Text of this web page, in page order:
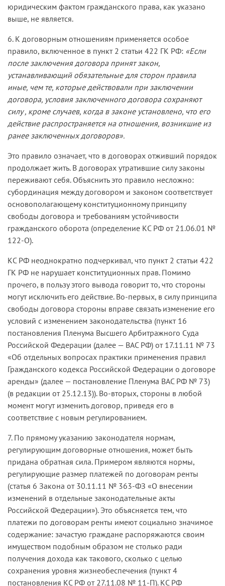
юридическим фактом гражданского права, как указано
выше, не является.
6. К договорным отношениям применяется особое
правило, включенное в пункт 2 статьи 422 ГК РФ: «Если
после заключения договора принят закон,
устанавливающий обязательные для сторон правила
иные, чем те, которые действовали при заключении
договора, условия заключенного договора сохраняют
силу , кроме случаев, когда в законе установлено, что его
действие распространяется на отношения, возникшие из
ранее заключенных договоров».
Это правило означает, что в договорах отживший порядок
продолжает жить. В договорах утратившие силу законы
переживают себя. Объяснить это правило несложно:
субординация между договором и законом соответствует
основополагающему конституционному принципу
свободы договора и требованиям устойчивости
гражданского оборота (определение КС РФ от 21.06.01 №
122-О).
КС РФ неоднократно подчеркивал, что пункт 2 статьи 422
ГК РФ не нарушает конституционных прав. Помимо
прочего, в пользу этого вывода говорит то, что стороны
могут исключить его действие. Во-первых, в силу принципа
свободы договора стороны вправе связать изменение его
условий с изменением законодательства (пункт 16
постановления Пленума Высшего Арбитражного Суда
Российской Федерации (далее — ВАС РФ) от 17.11.11 № 73
«Об отдельных вопросах практики применения правил
Гражданского кодекса Российской Федерации о договоре
аренды» (далее — постановление Пленума ВАС РФ № 73)
(в редакции от 25.12.13)). Во-вторых, стороны в любой
момент могут изменить договор, приведя его в
соответствие с новым регулированием.
7. По прямому указанию законодателя нормам,
регулирующим договорные отношения, может быть
придана обратная сила. Примером являются нормы,
регулирующие размер платежей по договорам ренты
(статья 6 Закона от 30.11.11 № 363-ФЗ «О внесении
изменений в отдельные законодательные акты
Российской Федерации»). Это объясняется тем, что
платежи по договорам ренты имеют социально значимое
содержание: зачастую граждане распоряжаются своим
имуществом подобным образом не столько ради
получения дохода как такового, сколько с целью
сохранения уровня жизнеобеспечения (пункт 4
постановления КС РФ от 27.11.08 № 11-П). КС РФ